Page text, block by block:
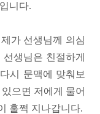
니다.
가 선생님께 의심
생님은 친절하게
시 문맥에 맞춰보
으면 저에게 물어
훌쩍 지나갑니다.